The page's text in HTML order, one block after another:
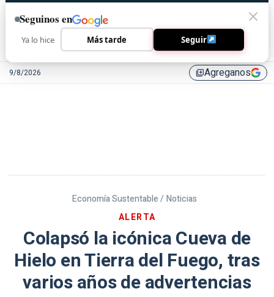
9/8/2026 library_addAgreganos
Economía Sustentable / Noticias
ALERTA
Colapsó la icónica Cueva de
Hielo en Tierra del Fuego, tras
varios años de advertencias
Seguinos en
Ya lo hice Más tarde Seguir